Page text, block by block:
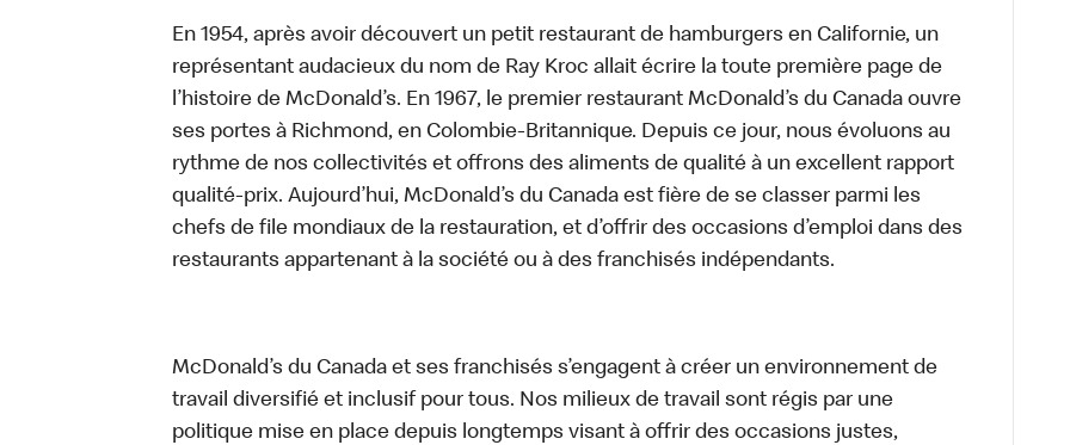
En 1954, après avoir découvert un petit restaurant de hamburgers en Californie, un
représentant audacieux du nom de Ray Kroc allait écrire la toute première page de
l’histoire de McDonald’s. En 1967, le premier restaurant McDonald’s du Canada ouvre
ses portes à Richmond, en Colombie-Britannique. Depuis ce jour, nous évoluons au
rythme de nos collectivités et offrons des aliments de qualité à un excellent rapport
qualité-prix. Aujourd’hui, McDonald’s du Canada est fière de se classer parmi les
chefs de file mondiaux de la restauration, et d’offrir des occasions d’emploi dans des
restaurants appartenant à la société ou à des franchisés indépendants.
McDonald’s du Canada et ses franchisés s’engagent à créer un environnement de
travail diversifié et inclusif pour tous. Nos milieux de travail sont régis par une
politique mise en place depuis longtemps visant à offrir des occasions justes,